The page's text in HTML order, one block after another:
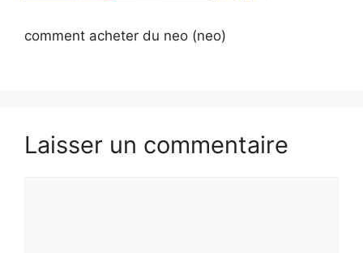
comment acheter du neo (neo)
Laisser un commentaire